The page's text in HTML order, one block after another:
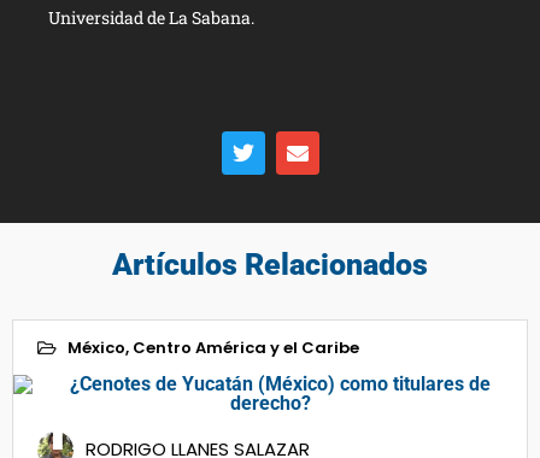
Universidad de La Sabana.
Artículos Relacionados
México, Centro América y el Caribe
17RODRIGO LLANES SALAZAR